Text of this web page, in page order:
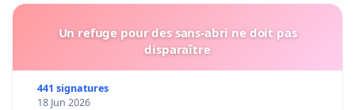
Un refuge pour des sans-abri ne doit pas
disparaître
441 signatures
18 Jun 2026